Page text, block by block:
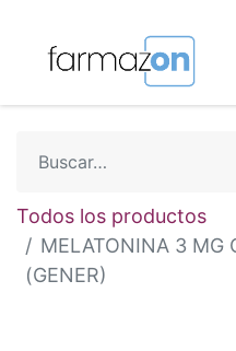
Todos los productos
MELATONINA 3 MG
(GENER)